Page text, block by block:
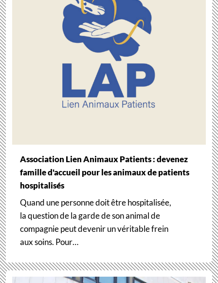
Association Lien Animaux Patients : devenez
famille d'accueil pour les animaux de patients
hospitalisés
Quand une personne doit être hospitalisée,
la question de la garde de son animal de
compagnie peut devenir un véritable frein
aux soins. Pour…